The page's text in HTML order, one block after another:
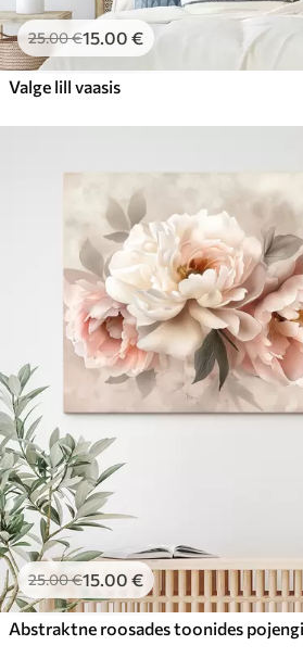
25.00€15.00 €
Valge lill vaasis
25.00€15.00 €